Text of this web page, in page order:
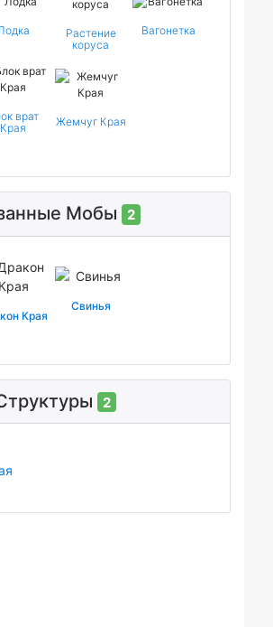
Растение
коруса
Вагонетка
врат
Края
Жемчуг Края
Мобы 2
Края
Свинья
2